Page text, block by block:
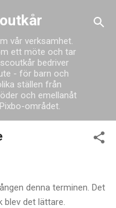
vår verksamhet.
ett möte och tar
bedriver
- för barn och
ställen från
och emellanåt
området.
denna terminen. Det
det lättare.